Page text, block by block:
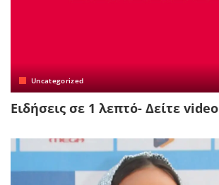
Uncategorized
Ειδήσεις σε 1 λεπτό- Δείτε video